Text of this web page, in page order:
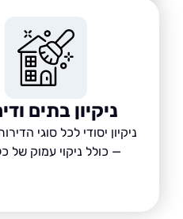
ניקיון בתים ודירות
ניקיון יסודי לכל סוגי הדירות והבתים
— כולל ניקוי עמוק של כל חלל